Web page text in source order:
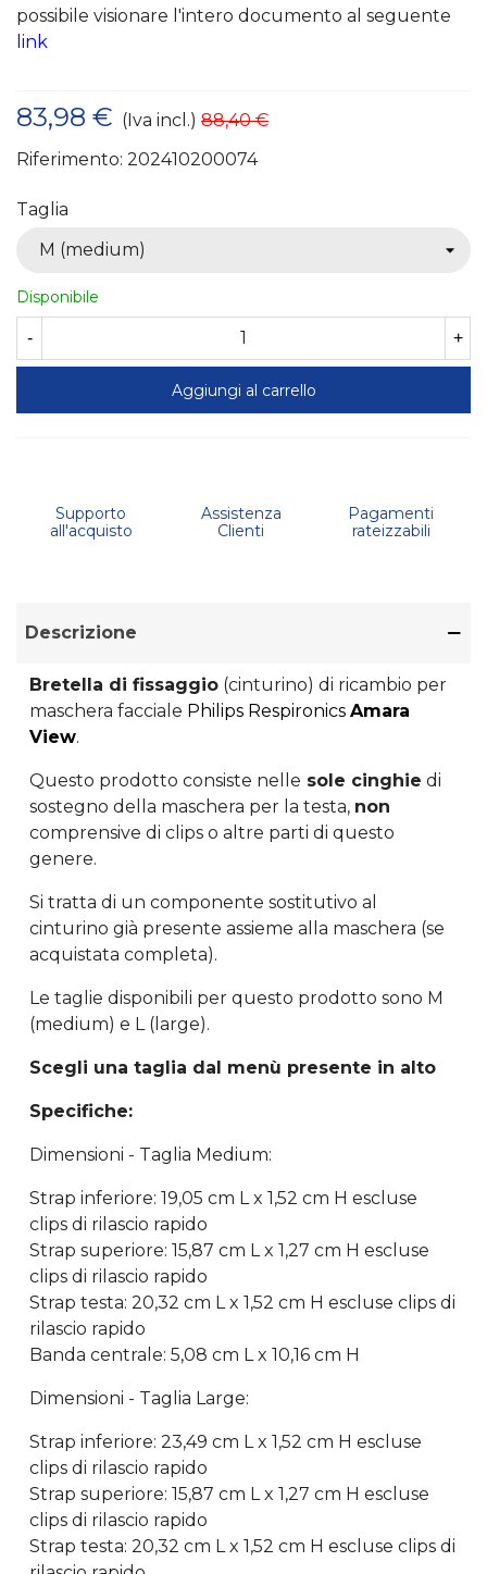
possibile visionare l'intero documento al seguente
link
83,98 € (Iva incl.) 88,40 €
Riferimento: 202410200074
Taglia
Disponibile
- +
Aggiungi al carrello
Supporto
all'acquisto
Assistenza
Clienti
Pagamenti
rateizzabili
Descrizione
Bretella di fissaggio (cinturino) di ricambio per
maschera facciale Philips Respironics Amara
View.
Questo prodotto consiste nelle sole cinghie di
sostegno della maschera per la testa, non
comprensive di clips o altre parti di questo
genere.
Si tratta di un componente sostitutivo al
cinturino già presente assieme alla maschera (se
acquistata completa).
Le taglie disponibili per questo prodotto sono M
(medium) e L (large).
Scegli una taglia dal menù presente in alto
Specifiche:
Dimensioni - Taglia Medium:
Strap inferiore: 19,05 cm L x 1,52 cm H escluse
clips di rilascio rapido
Strap superiore: 15,87 cm L x 1,27 cm H escluse
clips di rilascio rapido
Strap testa: 20,32 cm L x 1,52 cm H escluse clips di
rilascio rapido
Banda centrale: 5,08 cm L x 10,16 cm H
Dimensioni - Taglia Large:
Strap inferiore: 23,49 cm L x 1,52 cm H escluse
clips di rilascio rapido
Strap superiore: 15,87 cm L x 1,27 cm H escluse
clips di rilascio rapido
Strap testa: 20,32 cm L x 1,52 cm H escluse clips di